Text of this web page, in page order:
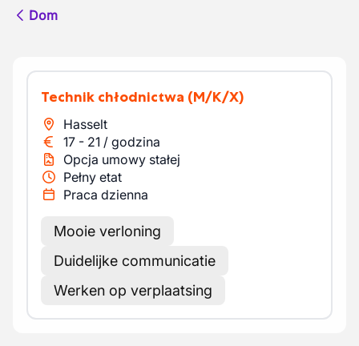
Dom
Technik chłodnictwa (M/K/X)
Hasselt
17 - 21 / godzina
Opcja umowy stałej
Pełny etat
Praca dzienna
Mooie verloning
Duidelijke communicatie
Werken op verplaatsing